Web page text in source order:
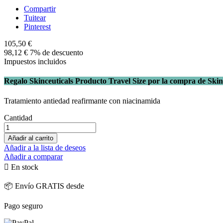
Compartir
Tuitear
Pinterest
105,50 €
98,12 € 7% de descuento
Impuestos incluidos
Regalo Skinceuticals Producto Travel Size por la compra de
Tratamiento antiedad reafirmante con niacinamida
Cantidad
Añadir al carrito
Añadir a la lista de deseos
Añadir a comparar
 En stock
📦 Envío GRATIS desde
Pago seguro